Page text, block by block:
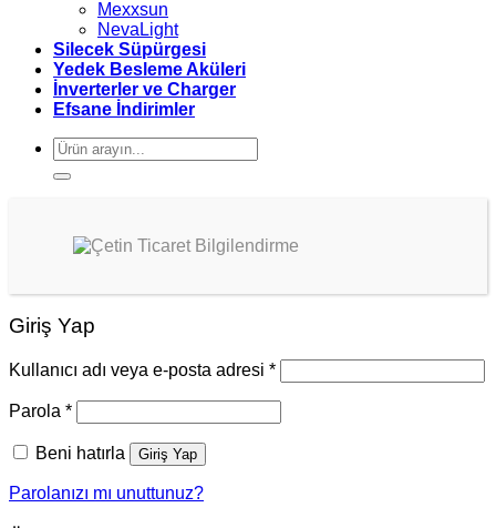
Mexxsun
NevaLight
Silecek Süpürgesi
Yedek Besleme Aküleri
İnverterler ve Charger
Efsane İndirimler
Ara:
Giriş Yap
Kullanıcı adı veya e-posta adresi *
Parola *
Beni hatırla Giriş Yap
Parolanızı mı unuttunuz?